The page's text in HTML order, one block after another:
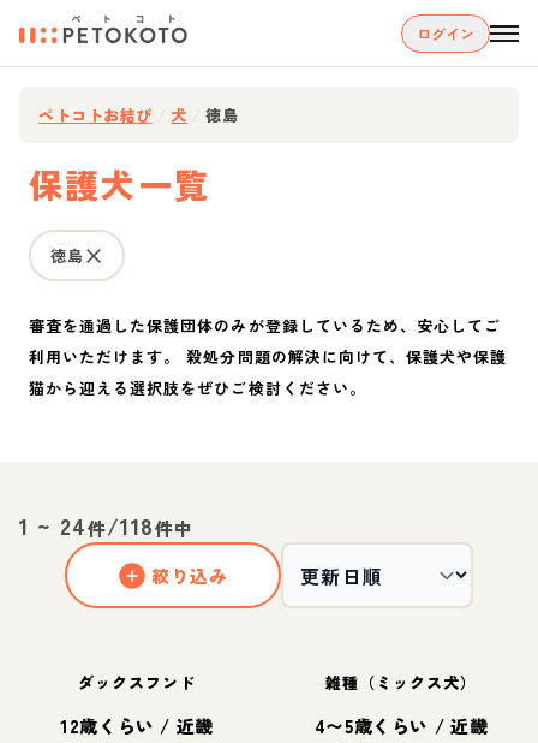
ログイン
ペトコトお結び 犬 徳島
保護犬一覧
徳島
審査を通過した保護団体のみが登録しているため、安心してご
利用いただけます。 殺処分問題の解決に向けて、保護犬や保護
猫から迎える選択肢をぜひご検討ください。
1 ~ 24件/118件中
絞り込み
ダックスフンド
12歳くらい / 近畿
雑種（ミックス犬）
4〜5歳くらい / 近畿